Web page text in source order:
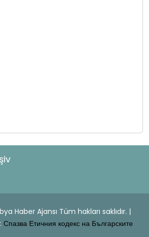
Haber Ajansı Tüm hakları saklıdır. |
Спазва Етичния кодекс на Българските